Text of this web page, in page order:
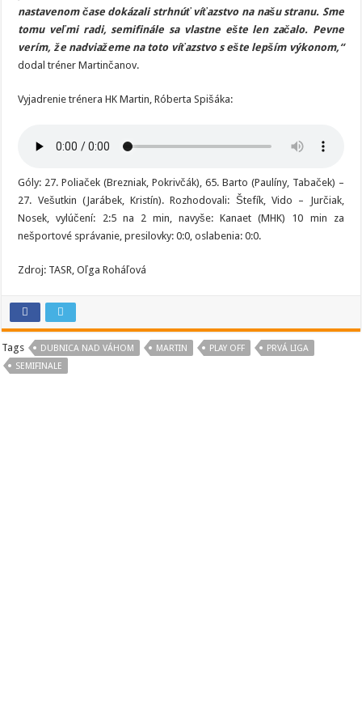
nastavenom čase dokázali strhnúť víťazstvo na našu stranu. Sme
tomu veľmi radi, semifinále sa vlastne ešte len začalo. Pevne
verím, že nadviažeme na toto víťazstvo s ešte lepším výkonom,“
dodal tréner Martinčanov.
Vyjadrenie trénera HK Martin, Róberta Spišáka:
Góly: 27. Poliaček (Brezniak, Pokrivčák), 65. Barto (Paulíny, Tabaček) –
27. Vešutkin (Jarábek, Kristín). Rozhodovali: Štefík, Vido – Jurčiak,
Nosek, vylúčení: 2:5 na 2 min, navyše: Kanaet (MHK) 10 min za
nešportové správanie, presilovky: 0:0, oslabenia: 0:0.
Zdroj: TASR, Oľga Roháľová
Tags DUBNICA NAD VÁHOM MARTIN PLAY OFF
PRVÁ LIGA
SEMIFINALE